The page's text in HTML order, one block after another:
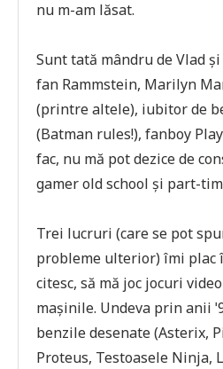
nu m-am lăsat.
Sunt tată mândru de Vlad și
fan Rammstein, Marilyn
(printre altele), iubitor de
(Batman rules!), fanboy
fac, nu mă pot dezice de
gamer old school și part-
Trei lucruri (care se pot
probleme ulterior) îmi plac
citesc, să mă joc jocuri
mașinile. Undeva prin anii
benzile desenate (Asterix,
Proteus, Testoasele Ninja,